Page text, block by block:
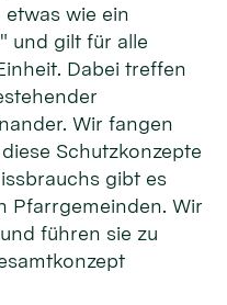
wie ein
und gilt für alle
Dabei treffen
Wir fangen
Schutzkonzepte
gibt es
Pfarrgemeinden. Wir
führen sie zu